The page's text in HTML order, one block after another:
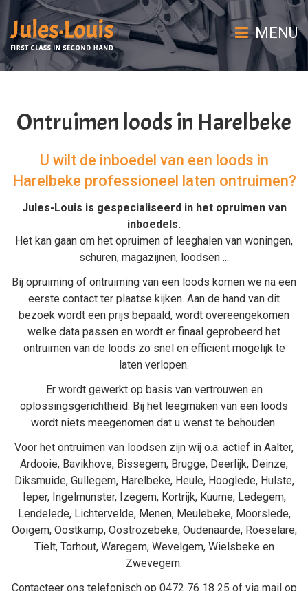
MENU
Ontruimen loods in Harelbeke
U wilt de inboedel van een loods in
Harelbeke professioneel laten ontruimen?
Jules-Louis is gespecialiseerd in het opruimen van
inboedels.
Het kan gaan om het opruimen of leeghalen van woningen,
schuren, magazijnen, loodsen ...
Bij opruiming of ontruiming van een loods komen we na een
eerste contact ter plaatse kijken. Aan de hand van dit
bezoek wordt een prijs bepaald, wordt overeengekomen
welke data passen en wordt er finaal geprobeerd het
ontruimen van de loods zo snel en efficiënt mogelijk te
laten verlopen.
Er wordt gewerkt op basis van vertrouwen en
oplossingsgerichtheid. Bij het leegmaken van een loods
wordt niets meegenomen dat u wenst te behouden.
Voor het ontruimen van loodsen zijn wij o.a. actief in Aalter,
Ardooie, Bavikhove, Bissegem, Brugge, Deerlijk, Deinze,
Diksmuide, Gullegem, Harelbeke, Heule, Hooglede, Hulste,
Ieper, Ingelmunster, Izegem, Kortrijk, Kuurne, Ledegem,
Lendelede, Lichtervelde, Menen, Meulebeke, Moorslede,
Ooigem, Oostkamp, Oostrozebeke, Oudenaarde, Roeselare,
Tielt, Torhout, Waregem, Wevelgem, Wielsbeke en
Zwevegem.
Contacteer ons telefonisch op 0472 76 18 25 of via mail op